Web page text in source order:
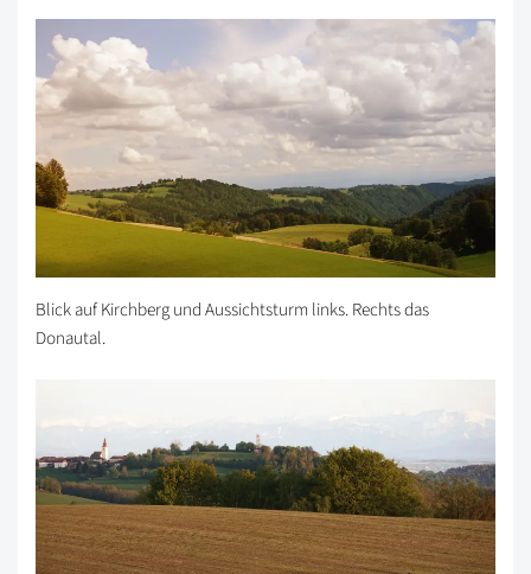
Blick auf Kirchberg und Aussichtsturm links. Rechts das
Donautal.